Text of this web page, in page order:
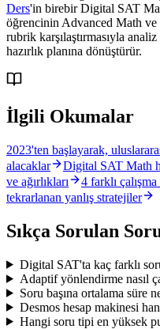
Ders'in birebir Digital SAT
öğrencinin Advanced Math ve
rubrik karşılaştırmasıyla
hazırlık planına dönüştürür.
İlgili Okumalar
2023'ten başlayarak,
alacaklar
Digital SAT Math
ve ağırlıkları
4 farklı
tekrarlanan yanlış stratejiler
Sıkça Sorulan
Digital SAT'ta kaç farklı
Adaptif yönlendirme nasıl
Soru başına ortalama süre
Desmos hesap makinesi
Hangi soru tipi en yüksek